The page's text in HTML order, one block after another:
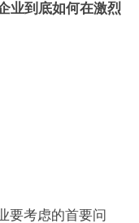
业到底如何在激烈
要考虑的首要问